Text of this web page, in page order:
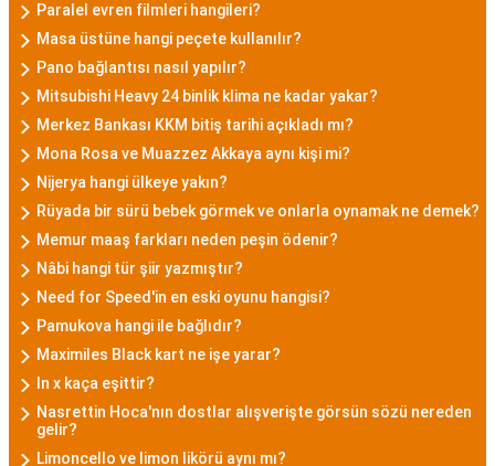
Paralel evren filmleri hangileri?
Masa üstüne hangi peçete kullanılır?
Pano bağlantısı nasıl yapılır?
Mitsubishi Heavy 24 binlik klima ne kadar yakar?
Merkez Bankası KKM bitiş tarihi açıkladı mı?
Mona Rosa ve Muazzez Akkaya aynı kişi mi?
Nijerya hangi ülkeye yakın?
Rüyada bir sürü bebek görmek ve onlarla oynamak ne demek?
Memur maaş farkları neden peşin ödenir?
Nâbi hangi tür şiir yazmıştır?
Need for Speed'in en eski oyunu hangisi?
Pamukova hangi ile bağlıdır?
Maximiles Black kart ne işe yarar?
ln x kaça eşittir?
Nasrettin Hoca'nın dostlar alışverişte görsün sözü nereden
gelir?
Limoncello ve limon likörü aynı mı?